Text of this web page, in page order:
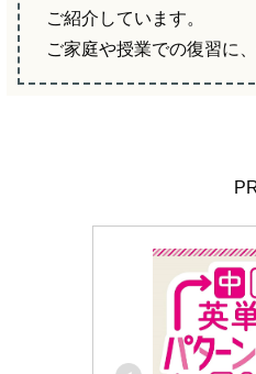
ご紹介しています。
ご家庭や授業での復習に